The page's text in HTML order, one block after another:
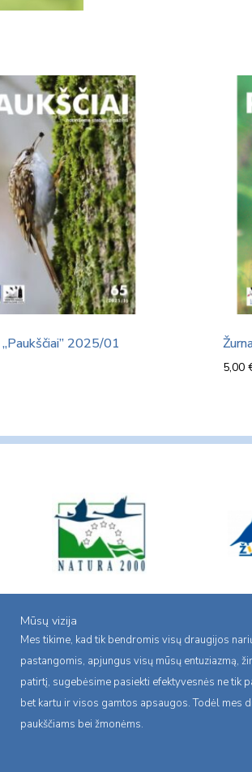
2025/01
5,00
Mūsų vizija
Mes tikime, kad tik bendromis visų draugijos
pastangomis, apjungus visų mūsų entuziazmą,
patirtį, sugebėsime pasiekti efektyvesnės ne tik
bet kartu ir visos gamtos apsaugos. Todėl mes
paukščiams bei žmonėms.